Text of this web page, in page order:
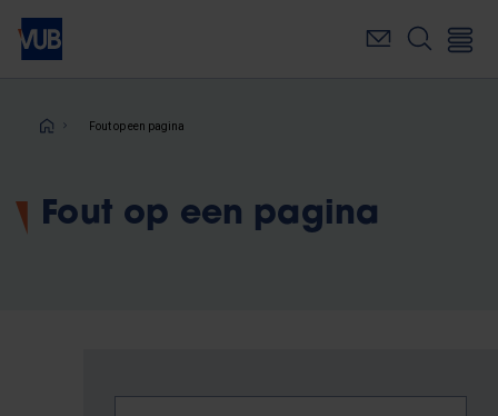
Overslaan
naar
inhoudKruimelpad
Fout op een pagina
Fout op een pagina